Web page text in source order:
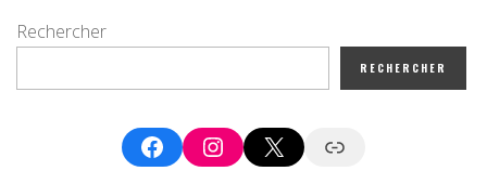
Rechercher
RECHERCHER
FacebookInstagram
X Google News